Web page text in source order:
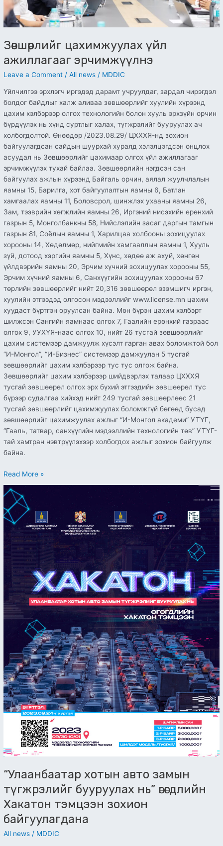
Зөвшөөрлийг цахимжуулах үйл
ажиллагааг эрчимжүүлнэ
Leave a Comment /All news / MDDIC
Үйлчилгээ эрхлэгч иргэдэд дарамт учруулдаг, зардал чирэгдэл
болдог байдлыг халж аливаа зөвшөөрлийг хуулийн хүрээнд
цахим хэлбэрээр олгох технологийн болон хууль эрхзүйн орчин
бүрдүүлэх нь хүнд суртлыг халах, түгжрэлийг бууруулах ач
холбогдолтой. Өнөөдөр /2023.08.29/ ЦХХХЯ-нд зохион
байгуулагдсан сайдын шуурхай хуралд хэлэлцэгдсэн онцлох
асуудал нь Зөвшөөрлийг цахимаар олгох үйл ажиллагааг
эрчимжүүлэх тухай байлаа. Зөвшөөрлийн нэгдсэн сан
байгуулах ажлын хүрээнд Байгаль орчин, аялал жуулчлалын
яамны 15, Барилга, хот байгуулалтын яамны 6, Батлан
хамгаалах яамны 11, Боловсрол, шинжлэх ухааны яамны 26,
Зам, тээврийн хөгжлийн яамны 26, Иргэний нисэхийн ерөнхий
газрын 5, Монголбанкны 58, Нийслэлийн засаг даргын тамгын
газрын 81, Соёлын яамны 1, Харилцаа холбооны зохицуулах
хорооны 14, Хөдөлмөр, нийгмийн хамгааллын яамны 1, Хууль
зүй, дотоод хэргийн яамны 5, Хүнс, хөдөө аж ахуй, хөнгөн
үйлдвэрийн яамны 20, Эрчим хүчний зохицуулах хорооны 55,
Эрчим хүчний яамны 6, Санхүүгийн зохицуулах хорооны 67
төрлийн зөвшөөрлийг нийт 20,316 зөвшөөрөл эзэмшигч иргэн,
хуулийн этгээдэд олгосон мэдээллийг www.license.mn цахим
хуудаст бүртгэн оруулсан байна. Мөн бүрэн цахим хэлбэрт
шилжсэн Сангийн яамнаас олгох 7, Гаалийн ерөнхий газраас
олгох 9, УУХҮЯ-наас олгох 10, нийт 26 тусгай зөвшөөрлийг
цахим системээр дамжуулж хүсэлт гарган авах боломжтой бол
“И-Монгол”, “И-Бизнес” системээр дамжуулан 5 тусгай
зөвшөөрлийг цахим хэлбэрээр тус тус олгож байна.
Зөвшөөрлийг цахим хэлбэрээр шийдвэрлэх талаар ЦХХХЯ
тусгай зөвшөөрөл олгох эрх бүхий этгээдийн зөвшөөрөл тус
бүрээр судалгаа хийхэд нийт 249 тусгай зөвшөөрлөөс 21
тусгай зөвшөөрлийг цахимжуулах боломжгүй бөгөөд бусад
зөвшөөрлийг цахимжуулах ажлыг “И-Монгол академи” УТҮГ,
“Гааль, татвар, санхүүгийн мэдээллийн технологийн төв” УТҮГ-
тай хамтран нэвтрүүлэхээр холбогдох ажлыг зохион байгуулж
байна.
Read More »
“Улаанбаатар хотын авто замын
түгжрэлийг бууруулах нь” өгөгдлийн
Хакатон тэмцээн зохион
байгуулагдана
All news / MDDIC
“Улаанбаатар
хотын
авто
замын
түгжрэлийг
бууруулах
өгөгдлийн
Хакатон
тэмцээн
зохион
байгуулагдана